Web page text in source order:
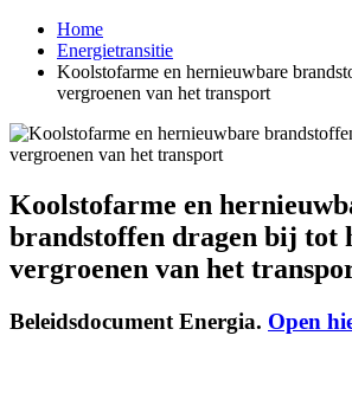
Home
Energietransitie
Koolstofarme en hernieuwbare
vergroenen van het transport
Koolstofarme en
brandstoffen dragen bij tot
vergroenen van het
Beleidsdocument Energia. Open